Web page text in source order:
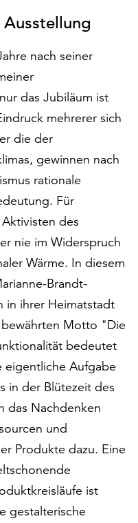
nach seiner
das Jubiläum ist
mehrerer sich
die der
gewinnen nach
rationale
Für
des
nie im Widerspruch
Wärme. In diesem
Brandt-
in ihrer Heimatstadt
Motto "Die
bedeutet
eigentliche Aufgabe
in der Blütezeit des
das Nachdenken
und
Produkte dazu. Eine
ist
gestalterische